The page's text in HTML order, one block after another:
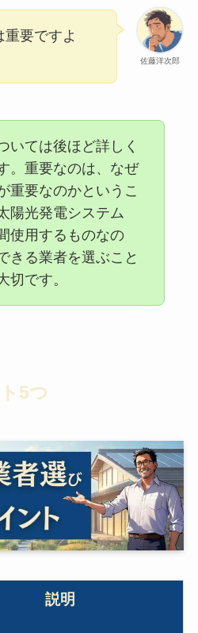
佐藤洋次郎
要ですよ
いては後ほど詳しく
。重要なのは、なぜ
重要なのかというこ
陽光発電システム
使用するものなの
きる業者を選ぶこと
切です。
5つ
説明